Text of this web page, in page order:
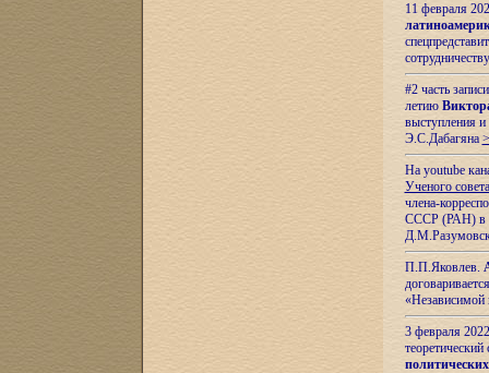
11 февраля
#2 часть
летию
выступления
Э.С.Дабагяна
На youtube
Ученого
члена-
СССР (РАН) в
П.П.Яковлев.
«Независимой
3 февраля
теоретический